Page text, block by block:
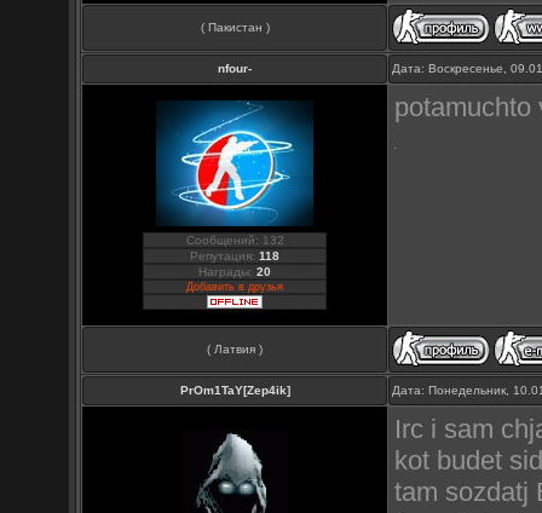
( Пакистан )
nfour- Дата: Воскресенье,
Сообщений: 132
Репутация:118
Награды:20
Добавить в друзья
potamuchto
( Латвия )
PrOm1TaY[Zep4ik] Дата: Понедельник,
Irc i sam
kot budet
tam sozdatj